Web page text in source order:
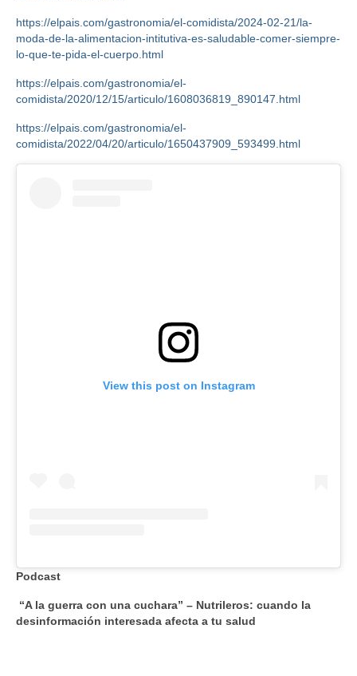
https://elpais.com/gastronomia/el-comidista/2024-02-21/la-
moda-de-la-alimentacion-intitutiva-es-saludable-comer-siempre-
lo-que-te-pida-el-cuerpo.html
https://elpais.com/gastronomia/el-
comidista/2020/12/15/articulo/1608036819_890147.html
https://elpais.com/gastronomia/el-
comidista/2022/04/20/articulo/1650437909_593499.html
View this post on Instagram
Podcast
“A la guerra con una cuchara” – Nutrileros: cuando la
desinformación interesada afecta a tu salud